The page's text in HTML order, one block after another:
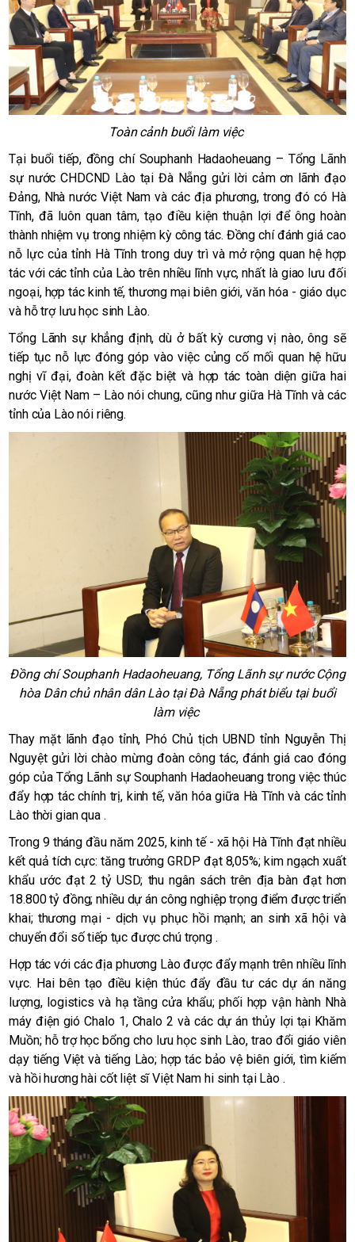
Toàn cảnh buổi làm việc
Tại buổi tiếp, đồng chí Souphanh Hadaoheuang – Tổng Lãnh
sự nước CHDCND Lào tại Đà Nẵng gửi lời cảm ơn lãnh đạo
Đảng, Nhà nước Việt Nam và các địa phương, trong đó có Hà
Tĩnh, đã luôn quan tâm, tạo điều kiện thuận lợi để ông hoàn
thành nhiệm vụ trong nhiệm kỳ công tác. Đồng chí đánh giá cao
nỗ lực của tỉnh Hà Tĩnh trong duy trì và mở rộng quan hệ hợp
tác với các tỉnh của Lào trên nhiều lĩnh vực, nhất là giao lưu đối
ngoại, hợp tác kinh tế, thương mại biên giới, văn hóa - giáo dục
và hỗ trợ lưu học sinh Lào.
Tổng Lãnh sự khẳng định, dù ở bất kỳ cương vị nào, ông sẽ
tiếp tục nỗ lực đóng góp vào việc củng cố mối quan hệ hữu
nghị vĩ đại, đoàn kết đặc biệt và hợp tác toàn diện giữa hai
nước Việt Nam – Lào nói chung, cũng như giữa Hà Tĩnh và các
tỉnh của Lào nói riêng.
Đồng chí Souphanh Hadaoheuang, Tổng Lãnh sự nước Cộng
hòa Dân chủ nhân dân Lào tại Đà Nẵng phát biểu tại buổi
làm việc
Thay mặt lãnh đạo tỉnh, Phó Chủ tịch UBND tỉnh Nguyễn Thị
Nguyệt gửi lời chào mừng đoàn công tác, đánh giá cao đóng
góp của Tổng Lãnh sự Souphanh Hadaoheuang trong việc thúc
đẩy hợp tác chính trị, kinh tế, văn hóa giữa Hà Tĩnh và các tỉnh
Lào thời gian qua .
Trong 9 tháng đầu năm 2025, kinh tế - xã hội Hà Tĩnh đạt nhiều
kết quả tích cực: tăng trưởng GRDP đạt 8,05%; kim ngạch xuất
khẩu ước đạt 2 tỷ USD; thu ngân sách trên địa bàn đạt hơn
18.800 tỷ đồng; nhiều dự án công nghiệp trọng điểm được triển
khai; thương mại - dịch vụ phục hồi mạnh; an sinh xã hội và
chuyển đổi số tiếp tục được chú trọng .
Hợp tác với các địa phương Lào được đẩy mạnh trên nhiều lĩnh
vực. Hai bên tạo điều kiện thúc đẩy đầu tư các dự án năng
lượng, logistics và hạ tầng cửa khẩu; phối hợp vận hành Nhà
máy điện gió Chalo 1, Chalo 2 và các dự án thủy lợi tại Khăm
Muồn; hỗ trợ học bổng cho lưu học sinh Lào, trao đổi giáo viên
dạy tiếng Việt và tiếng Lào; hợp tác bảo vệ biên giới, tìm kiếm
và hồi hương hài cốt liệt sĩ Việt Nam hi sinh tại Lào .